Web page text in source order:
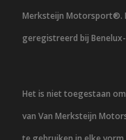
Merksteijn Motorsport®.
geregistreerd bij
Het is niet toegestaan
van Van Merksteijn